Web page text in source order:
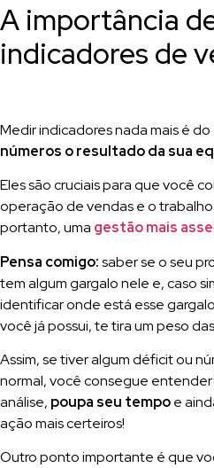
A importância
indicadores de
Medir indicadores nada mais é
números o resultado da sua
Eles são cruciais para que você
operação de vendas e o
portanto, uma gestão mais
Pensa comigo:saber se o seu
tem algum gargalo nele e, caso
identificar onde está esse
você já possui, te tira um peso
Assim, se tiver algum déficit ou
normal, você consegue
análise, poupa seu tempoe
ação mais certeiros!
Outro ponto importante é que